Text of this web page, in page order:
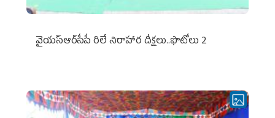
వైయ‌స్ఆర్‌సీపీ రిలే నిరాహార దీక్షలు..ఫొటోలు 2